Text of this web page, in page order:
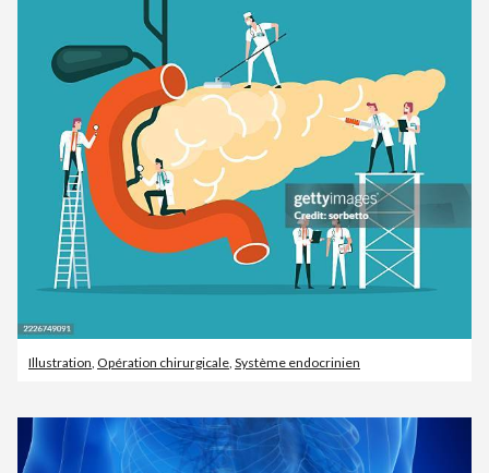
Illustration, Opération chirurgicale, Système endocrinien